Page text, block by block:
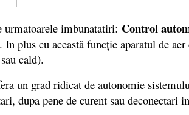
imbunatatiri: Control
plus cu această funcţie aparatul de
cald).
un grad ridicat de autonomie
dupa pene de curent sau deconectari